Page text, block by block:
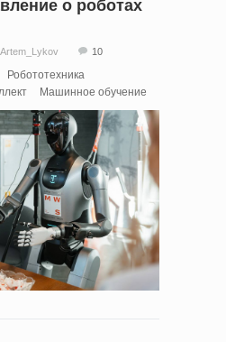
о роботах
Artem_Lykov 10
Робототехника
Машинное обучение